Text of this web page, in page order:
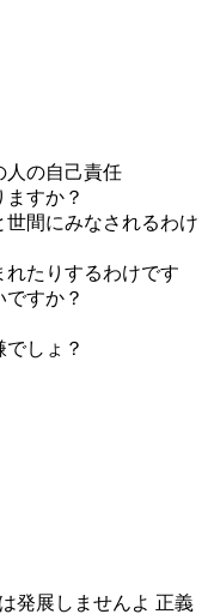
人の自己責任
すか？
間にみなされるわけ
たりするわけです
すか？
しょ？
発展しませんよ 正義